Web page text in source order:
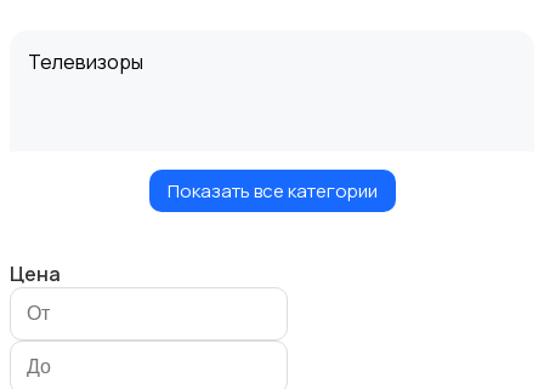
Телевизоры
Показать все категории
Цена